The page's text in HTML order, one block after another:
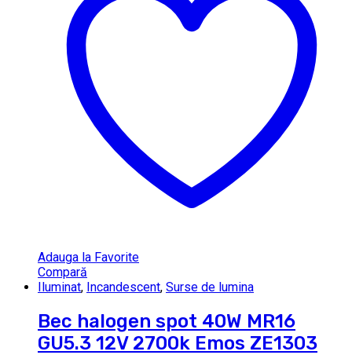
Adauga la Favorite
Compară
Iluminat, Incandescent, Surse de lumina
Bec halogen spot 40W MR16
GU5.3 12V 2700k Emos ZE1303